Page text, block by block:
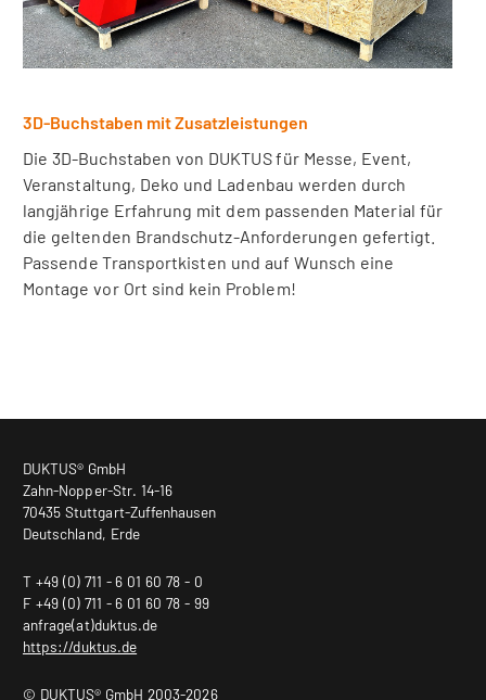
3D-Buchstaben mit Zusatzleistungen
Die 3D-Buchstaben von DUKTUS für Messe, Event,
Veranstaltung, Deko und Ladenbau werden durch
langjährige Erfahrung mit dem passenden Material für
die geltenden Brandschutz-Anforderungen gefertigt.
Passende Transportkisten und auf Wunsch eine
Montage vor Ort sind kein Problem!
DUKTUS® GmbH
Zahn-Nopper-Str. 14-16
70435 Stuttgart-Zuffenhausen
Deutschland, Erde
T +49 (0) 711 - 6 01 60 78 - 0
F +49 (0) 711 - 6 01 60 78 - 99
anfrage(at)duktus.de
https://duktus.de
© DUKTUS® GmbH 2003-2026